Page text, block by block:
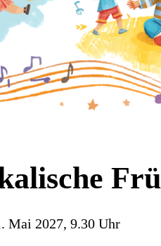
Mai 2027, 9.30 Uhr